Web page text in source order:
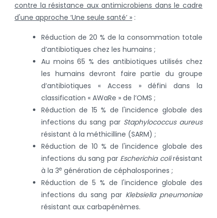
contre la résistance aux antimicrobiens dans le cadre
d'une approche ‘Une seule santé’ » :
Réduction de 20 % de la consommation totale
d’antibiotiques chez les humains ;
Au moins 65 % des antibiotiques utilisés chez
les humains devront faire partie du groupe
d’antibiotiques « Access » défini dans la
classification « AWaRe » de l’OMS ;
Réduction de 15 % de l'incidence globale des
infections du sang par Staphylococcus aureus
résistant à la méthicilline (SARM) ;
Réduction de 10 % de l'incidence globale des
infections du sang par Escherichia colirésistant
à la 3e génération de céphalosporines ;
Réduction de 5 % de l'incidence globale des
infections du sang par Klebsiella pneumoniae
résistant aux carbapénèmes.